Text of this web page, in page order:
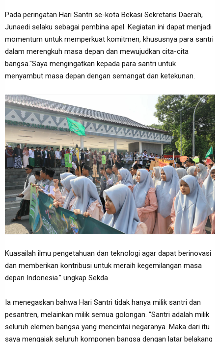
Pada peringatan Hari Santri se-kota Bekasi Sekretaris Daerah,
Junaedi selaku sebagai pembina apel. Kegiatan ini dapat menjadi
momentum untuk memperkuat komitmen, khususnya para santri
dalam merengkuh masa depan dan mewujudkan cita-cita
bangsa."Saya mengingatkan kepada para santri untuk
menyambut masa depan dengan semangat dan ketekunan.
Kuasailah ilmu pengetahuan dan teknologi agar dapat berinovasi
dan memberikan kontribusi untuk meraih kegemilangan masa
depan Indonesia." ungkap Sekda.
Ia menegaskan bahwa Hari Santri tidak hanya milik santri dan
pesantren, melainkan milik semua golongan. "Santri adalah milik
seluruh elemen bangsa yang mencintai negaranya. Maka dari itu
saya mengajak seluruh komponen bangsa dengan latar belakang